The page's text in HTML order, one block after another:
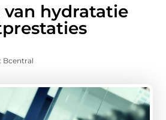
hydratatie
Bcentral